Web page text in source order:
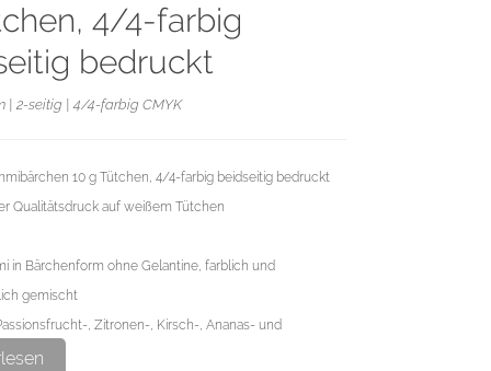
4/4-farbig
bedruckt
| 2-seitig | 4/4-farbig CMYK
10 g Tütchen, 4/4-farbig beidseitig bedruckt
Qualitätsdruck auf weißem Tütchen
in Bärchenform ohne Gelantine, farblich und
gemischt
, Zitronen-, Kirsch-, Ananas- und